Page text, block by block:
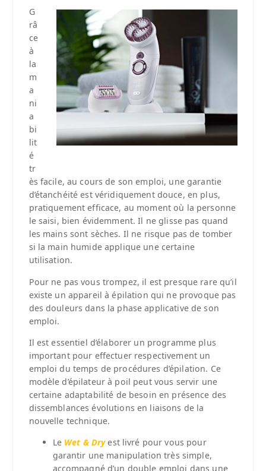
G
râ
ce
à
la
m
a
ni
a
bi
lit
é
tr
ès facile, au cours de son emploi, une garantie
d’étanchéité est véridiquement douce, en plus,
pratiquement efficace, au moment où la personne
le saisi, bien évidemment. Il ne glisse pas quand
les mains sont sèches. Il ne risque pas de tomber
si la main humide applique une certaine
utilisation.
Pour ne pas vous trompez, il est presque rare qu’il
existe un appareil à épilation qui ne provoque pas
des douleurs dans la phase applicative de son
emploi.
Il est essentiel d’élaborer un programme plus
important pour effectuer respectivement un
emploi du temps de procédures d’épilation. Ce
modèle d’épilateur à poil peut vous servir une
certaine adaptabilité de besoin en présence des
dissemblances évolutions en liaisons de la
nouvelle technique.
Le Wet & Dryest livré pour vous pour
garantir une manipulation très simple,
accompagné d’un double emploi dans une